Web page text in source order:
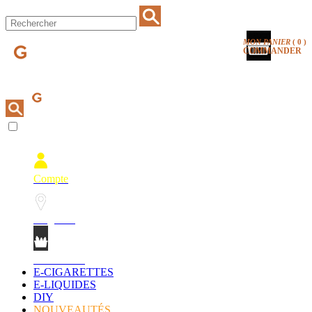
MON PANIER ( 0 )
COMMANDER
Compte
E-CIGARETTES
E-LIQUIDES
DIY
NOUVEAUTÉS